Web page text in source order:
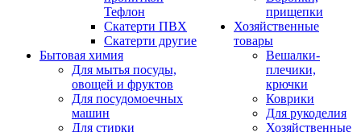
Тефлон
Скатерти ПВХ
Скатерти другие
Бытовая химия
Для мытья посуды,
овощей и фруктов
Для посудомоечных
машин
Для стирки
прищепки
Хозяйственные
товары
Вешалки-
плечики,
крючки
Коврики
Для рукоделия
Хозяйственные